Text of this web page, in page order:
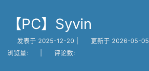
【PC】Syvin
发表于 2025-12-20 更新于 2026-05-05
浏览量:
评论数: